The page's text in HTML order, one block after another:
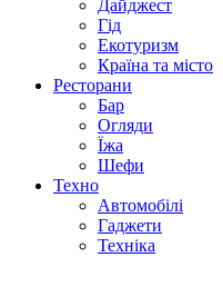
Дайджест
Гід
Екотуризм
Країна та місто
Ресторани
Бар
Огляди
Їжа
Шефи
Техно
Автомобілі
Гаджети
Техніка